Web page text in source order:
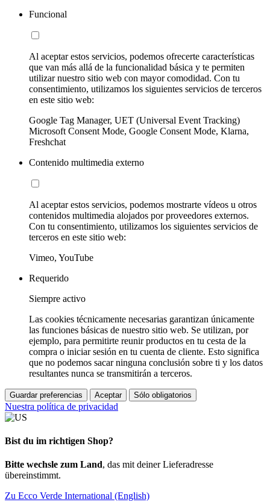
Funcional
Al aceptar estos servicios, podemos ofrecerte características
que van más allá de la funcionalidad básica y te permiten
utilizar nuestro sitio web con mayor comodidad. Con tu
consentimiento, utilizamos los siguientes servicios de terceros
en este sitio web:
Google Tag Manager, UET (Universal Event Tracking)
Microsoft Consent Mode, Google Consent Mode, Klarna,
Freshchat
Contenido multimedia externo
Al aceptar estos servicios, podemos mostrarte vídeos u otros
contenidos multimedia alojados por proveedores externos.
Con tu consentimiento, utilizamos los siguientes servicios de
terceros en este sitio web:
Vimeo, YouTube
Requerido
Siempre activo
Las cookies técnicamente necesarias garantizan únicamente
las funciones básicas de nuestro sitio web. Se utilizan, por
ejemplo, para permitirte reunir productos en tu cesta de la
compra o iniciar sesión en tu cuenta de cliente. Esto significa
que no podemos sacar ninguna conclusión sobre ti y los datos
resultantes nunca se transmitirán a terceros.
Guardar preferencias Aceptar Sólo obligatorios
Nuestra política de privacidad
Bist du im richtigen Shop?
Bitte wechsle zum Land, das mit deiner Lieferadresse
übereinstimmt.
Zu Ecco Verde International (English)